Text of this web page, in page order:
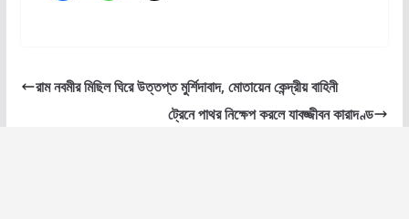
রাম নবমীর মিছিল ঘিরে উত্তপ্ত মুর্শিদাবাদ, মোতায়েন কেন্দ্রীয় বাহিনী
ট্রেনে পাথর নিক্ষেপ করলে যাবজ্জীবন কারাদণ্ড